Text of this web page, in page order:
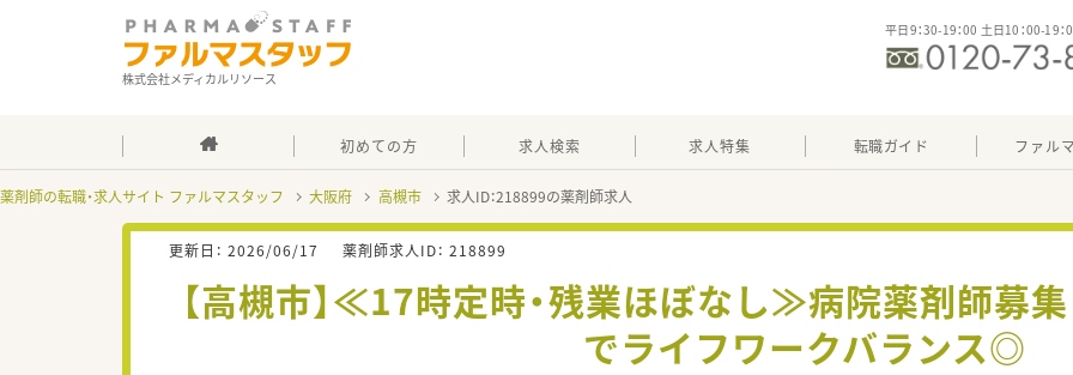
株式会社メディカルリソース
平日9：30-19：00 土日10：00-19：
初めての方 求人検索 求人特集 転職ガイド ファル
薬剤師の転職・求人サイト ファルマスタッフ 大阪府 高槻市 求人ID：218899の薬剤師求人
更新日： 2026/06/17 薬剤師求人ID： 218899
【高槻市】≪17時定時・残業ほぼなし≫病院薬剤師募
でライフワークバランス◎